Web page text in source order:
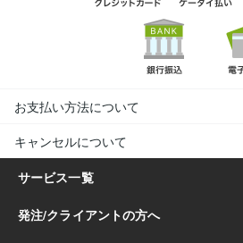
お支払い方法について
キャンセルについて